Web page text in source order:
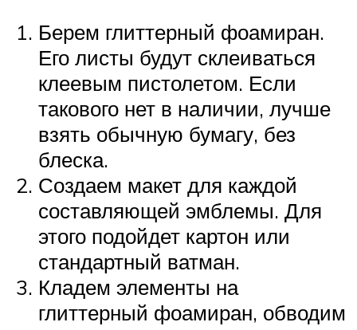
Берем глиттерный фоамиран.
Его листы будут склеиваться
клеевым пистолетом. Если
такового нет в наличии, лучше
взять обычную бумагу, без
блеска.
Создаем макет для каждой
составляющей эмблемы. Для
этого подойдет картон или
стандартный ватман.
Кладем элементы на
глиттерный фоамиран, обводим